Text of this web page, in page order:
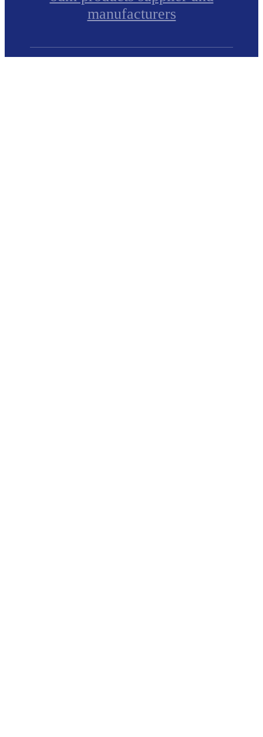
manufacturers